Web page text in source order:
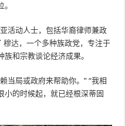
活动人士，包括华裔律师兼政
穆达，一个多种族政党，专注于
和宗教谈论经济成果。
当局或政府来帮助你。” “我相
小的时候起，就已经根深蒂固